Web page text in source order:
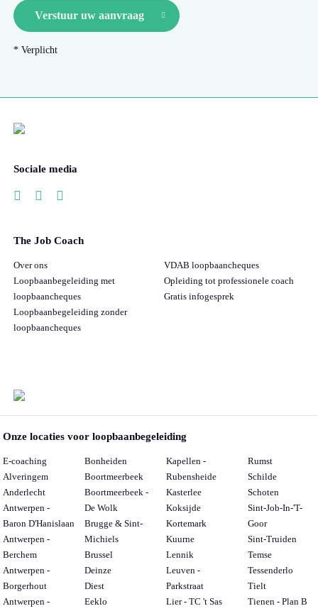
Verstuur uw aanvraag
* Verplicht
Sociale media
The Job Coach
Over ons
Loopbaanbegeleiding met
loopbaancheques
Loopbaanbegeleiding zonder
loopbaancheques
VDAB loopbaancheques
Opleiding tot professionele coach
Gratis infogesprek
Onze locaties voor loopbaanbegeleiding
E-coaching
Alveringem
Anderlecht
Antwerpen -
Baron D'Hanislaan
Antwerpen -
Berchem
Antwerpen -
Borgerhout
Antwerpen -
Bonheiden
Boortmeerbeek
Boortmeerbeek -
De Wolk
Brugge & Sint-
Michiels
Brussel
Deinze
Diest
Eeklo
Kapellen -
Rubensheide
Kasterlee
Koksijde
Kortemark
Kuurne
Lennik
Leuven -
Parkstraat
Lier - TC 't Sas
Rumst
Schilde
Schoten
Sint-Job-In-'T-
Goor
Sint-Truiden
Temse
Tessenderlo
Tielt
Tienen - Plan B